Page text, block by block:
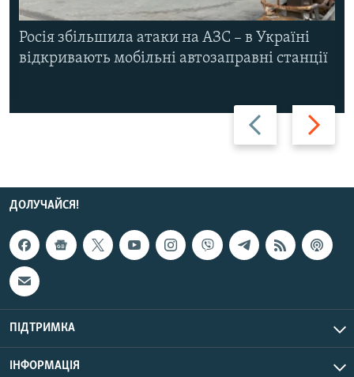
Назад Вперед
Росія збільшила атаки на АЗС – в Україні
відкривають мобільні автозаправні станції
ДОЛУЧАЙСЯ!
ПІДТРИМКА
ІНФОРМАЦІЯ